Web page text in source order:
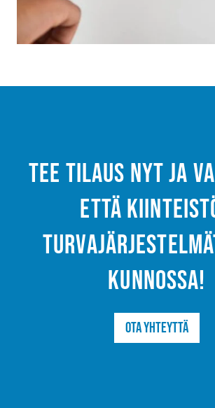
Tee tilaus nyt ja
että
kunnossa!
Ota yhteyttä